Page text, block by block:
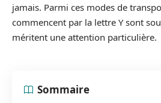
jamais. Parmi ces modes de
commencent par la lettre Y sont
méritent une attention particulière.
Sommaire